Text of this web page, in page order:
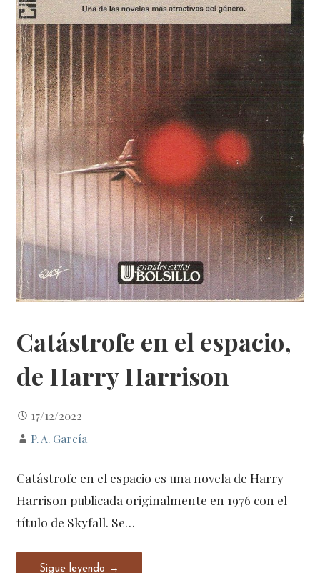
Catástrofe en el espacio,
de Harry Harrison
17/12/2022
P. A. García
Catástrofe en el espacio es una novela de Harry
Harrison publicada originalmente en 1976 con el
título de Skyfall. Se…
Sigue leyendo →